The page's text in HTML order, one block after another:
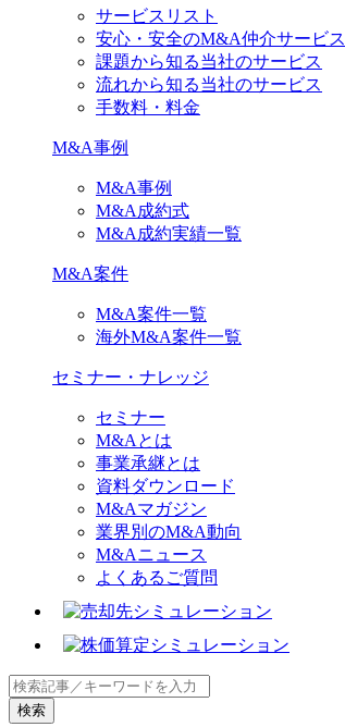
サービスリスト
安心・安全のM&A仲介サービス
課題から知る当社のサービス
流れから知る当社のサービス
手数料・料金
M&A事例
M&A事例
M&A成約式
M&A成約実績一覧
M&A案件
M&A案件一覧
海外M&A案件一覧
セミナー・ナレッジ
セミナー
M&Aとは
事業承継とは
資料ダウンロード
M&Aマガジン
業界別のM&A動向
M&Aニュース
よくあるご質問